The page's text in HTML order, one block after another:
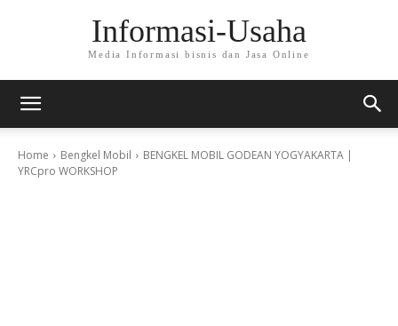
Informasi-Usaha
Media Informasi bisnis dan Jasa Online
Home Bengkel Mobil
BENGKEL MOBIL GODEAN YOGYAKARTA |
YRCpro WORKSHOP